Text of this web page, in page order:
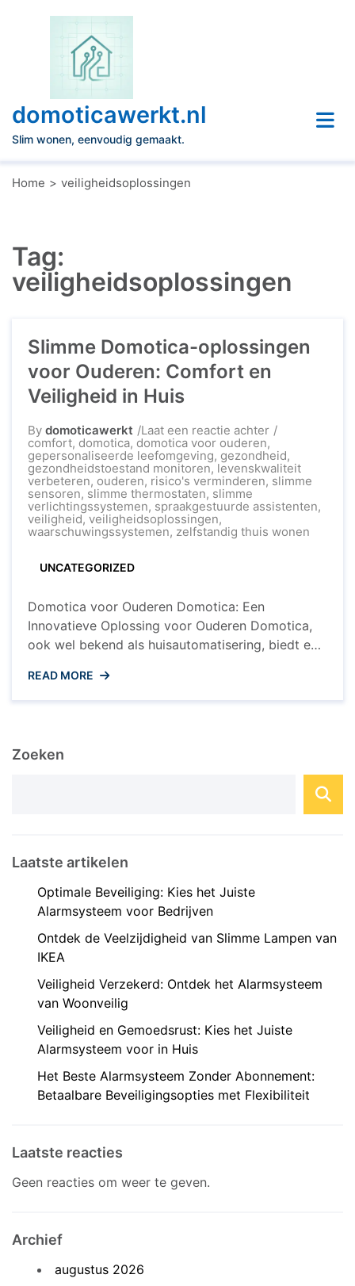
domoticawerkt.nl
Slim wonen, eenvoudig gemaakt.
Home veiligheidsoplossingen
Tag:
veiligheidsoplossingen
Slimme Domotica-oplossingen
voor Ouderen: Comfort en
Veiligheid in Huis
By domoticawerkt Laat een reactie achterop
Slimme
Domotica-
oplossingen
voor
Comfort
Veiligheid
comfort, domotica, domotica voor ouderen,
gepersonaliseerde leefomgeving, gezondheid,
gezondheidstoestand monitoren, levenskwaliteit
verbeteren, ouderen, risico's verminderen, slimme
sensoren, slimme thermostaten, slimme
verlichtingssystemen, spraakgestuurde assistenten,
veiligheid, veiligheidsoplossingen,
waarschuwingssystemen, zelfstandig thuis wonen
UNCATEGORIZED
Domotica voor Ouderen Domotica: Een
Innovatieve Oplossing voor Ouderen Domotica,
ook wel bekend als huisautomatisering, biedt een
ouderen comfortabeler en veiliger te maken. Met
behulp van slimme technologieën kunnen
waardoor ouderen langer zelfstandig kunnen
READ MORE
Zoeken
Laatste artikelen
Optimale Beveiliging: Kies het Juiste
Alarmsysteem voor Bedrijven
Ontdek de Veelzijdigheid van Slimme Lampen van
IKEA
Veiligheid Verzekerd: Ontdek het Alarmsysteem
van Woonveilig
Veiligheid en Gemoedsrust: Kies het Juiste
Alarmsysteem voor in Huis
Het Beste Alarmsysteem Zonder Abonnement:
Betaalbare Beveiligingsopties met Flexibiliteit
Laatste reacties
Geen reacties om weer te geven.
Archief
augustus 2026